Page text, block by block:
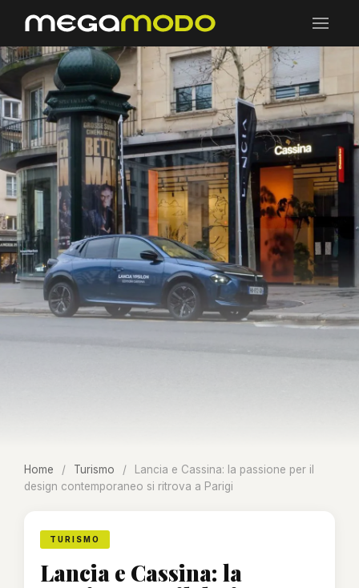
Home / Turismo /
Lancia e Cassina: la passione per il
design contemporaneo si ritrova a Parigi
TURISMO
Lancia e Cassina: la